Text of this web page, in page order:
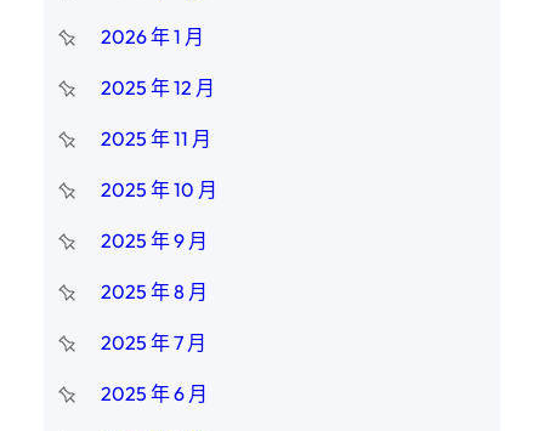
2026 年 1 月
2025 年 12 月
2025 年 11 月
2025 年 10 月
2025 年 9 月
2025 年 8 月
2025 年 7 月
2025 年 6 月